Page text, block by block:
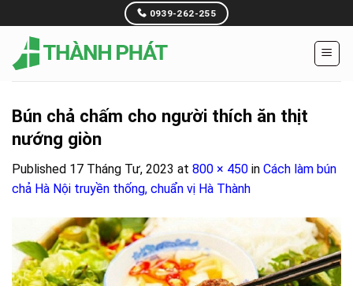
to
content
0939-262-255
Bún chả chấm cho người thích ăn thịt
nướng giòn
Published 17 Tháng Tư, 2023 at 800 × 450 in Cách làm bún
chả Hà Nội truyền thống, chuẩn vị Hà Thành